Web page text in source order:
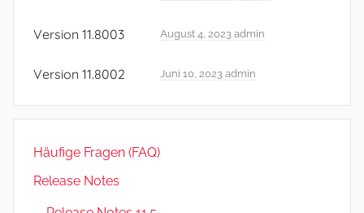
N
t
R
e
Version 11.8003 August 4, 2023 admin
Version 11.8002 Juni 10, 2023 admin
Häufige Fragen (FAQ)
Release Notes